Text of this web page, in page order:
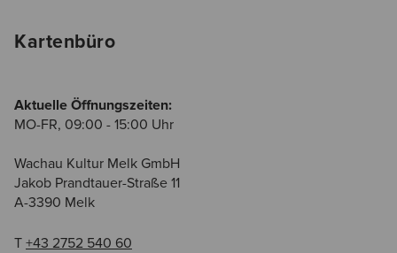
Kartenbüro
Aktuelle Öffnungszeiten:
MO-FR, 09:00 - 15:00 Uhr
Wachau Kultur Melk GmbH
Jakob Prandtauer-Straße 11
A-3390 Melk
T +43 2752 540 60